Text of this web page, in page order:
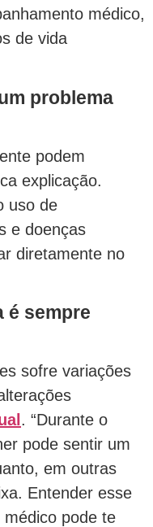
médico,
de vida
problema
podem
explicação.
uso de
e doenças
diretamente no
é sempre
sofre variações
. “Durante o
pode sentir um
em outras
Entender esse
pode te